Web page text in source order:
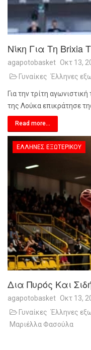
Νίκη Για Τη Brixia
agapotobasket Οκτ 13,
Γυναίκες Έλληνες
Για την τρίτη
της Λούκα επικράτησε
Read more...
ΈΛΛΗΝΕΣ ΕΞΩΤΕΡΙΚΟΎ
Δια Πυρός Και
agapotobasket Οκτ 13,
Γυναίκες Έλληνες
Μαριέλλα Φασούλα